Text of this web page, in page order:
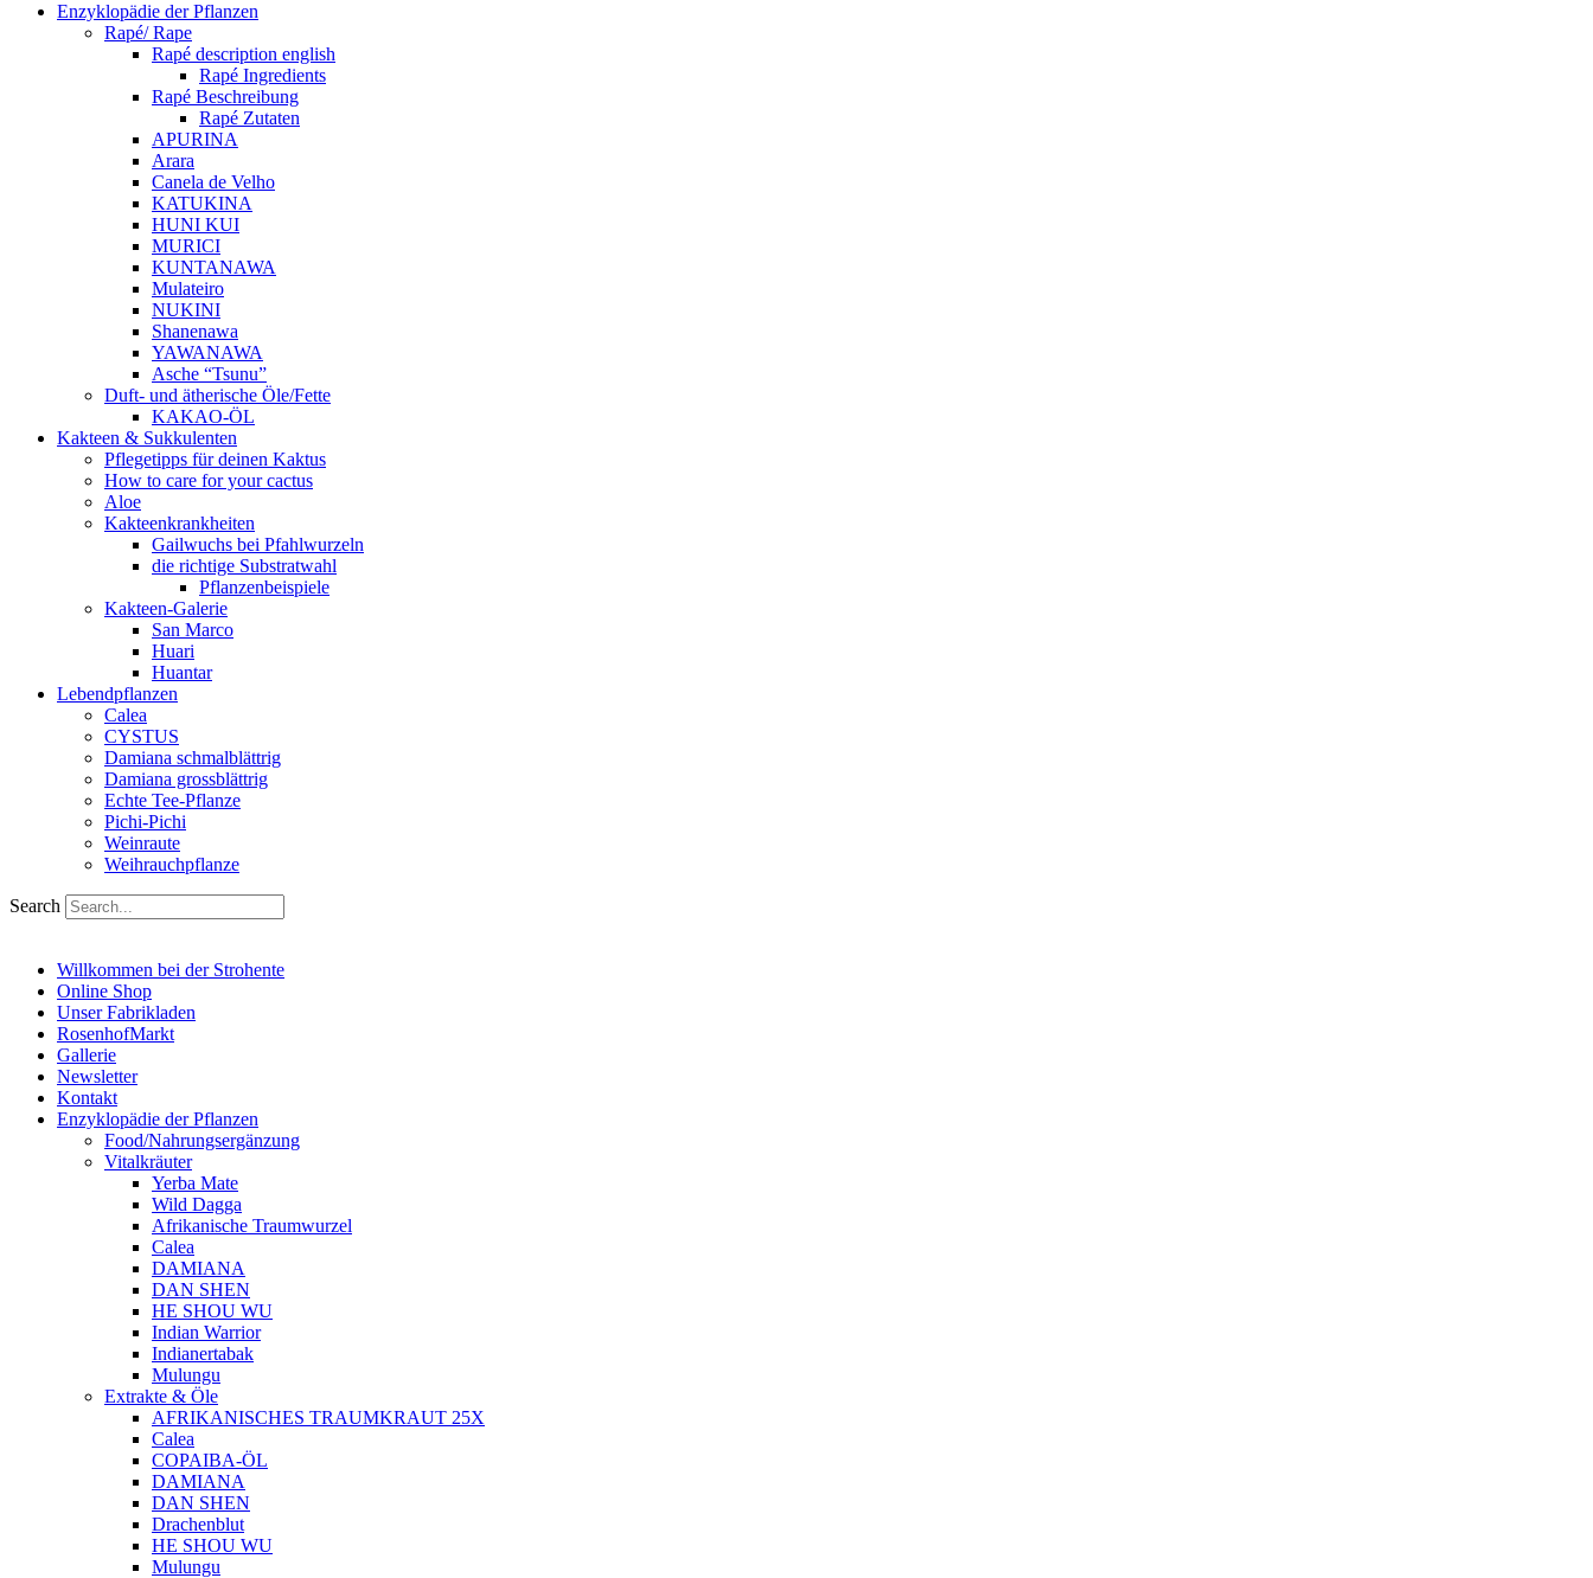
Enzyklopädie der Pflanzen
Rapé/ Rape
Rapé description english
Rapé Ingredients
Rapé Beschreibung
Rapé Zutaten
APURINA
Arara
Canela de Velho
KATUKINA
HUNI KUI
MURICI
KUNTANAWA
Mulateiro
NUKINI
Shanenawa
YAWANAWA
Asche “Tsunu”
Duft- und ätherische Öle/Fette
KAKAO-ÖL
Kakteen & Sukkulenten
Pflegetipps für deinen Kaktus
How to care for your cactus
Aloe
Kakteenkrankheiten
Gailwuchs bei Pfahlwurzeln
die richtige Substratwahl
Pflanzenbeispiele
Kakteen-Galerie
San Marco
Huari
Huantar
Lebendpflanzen
Calea
CYSTUS
Damiana schmalblättrig
Damiana grossblättrig
Echte Tee-Pflanze
Pichi-Pichi
Weinraute
Weihrauchpflanze
Search
Willkommen bei der Strohente
Online Shop
Unser Fabrikladen
RosenhofMarkt
Gallerie
Newsletter
Kontakt
Enzyklopädie der Pflanzen
Food/Nahrungsergänzung
Vitalkräuter
Yerba Mate
Wild Dagga
Afrikanische Traumwurzel
Calea
DAMIANA
DAN SHEN
HE SHOU WU
Indian Warrior
Indianertabak
Mulungu
Extrakte & Öle
AFRIKANISCHES TRAUMKRAUT 25X
Calea
COPAIBA-ÖL
DAMIANA
DAN SHEN
Drachenblut
HE SHOU WU
Mulungu